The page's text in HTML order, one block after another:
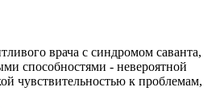
врача с синдромом саванта,
способностями - невероятной
чувствительностью к проблемам,